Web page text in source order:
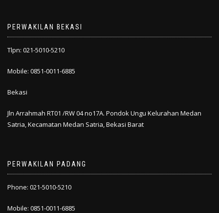
PERWAKILAN BEKASI
Tlpn: 021-5010-5210
Mobile: 0851-0011-6885
Bekasi
Jln Arrahmah RT01 /RW 04 no17A. Pondok Ungu Kelurahan Medan
Satria, Kecamatan Medan Satria, Bekasi Barat
PERWAKILAN PADANG
Phone: 021-5010-5210
Mobile: 0851-0011-6885